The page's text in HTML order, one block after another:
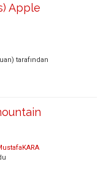
Apple
tarafından